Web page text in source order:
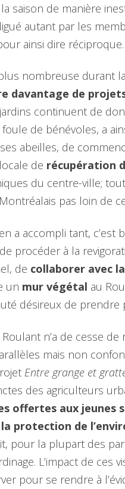
saison de manière
autant par les
ainsi dire réciproque.
nombreuse durant
davantage de
continuent de
de bénévoles, a
abeilles, de
de récupération
du centre-ville;
pas loin de
a accompli tant,
procéder à la
de collaborer avec
un mur végétal au
désireux de prendre
Roulant n’a de cesse
mais non
Entre grange et
des agriculteurs
offertes aux jeunes
protection de
pour la plupart des
L’impact de ces
pour se rendre à